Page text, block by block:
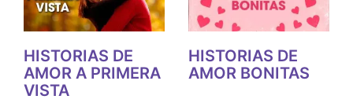
HISTORIAS DE
AMOR A PRIMERA
VISTA
HISTORIAS DE
AMOR BONITAS